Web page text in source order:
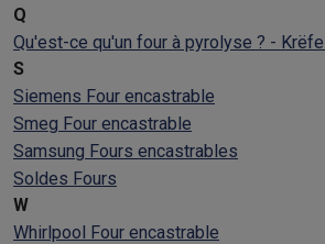
Q
Qu'est-ce qu'un four à pyrolyse ? -
S
Siemens Four encastrable
Smeg Four encastrable
Samsung Fours encastrables
Soldes Fours
W
Whirlpool Four encastrable